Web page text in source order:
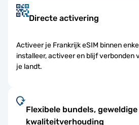
Directe activering
Activeer je Frankrijk eSIM binnen
installeer, activeer en blijf verbonden
je landt.
Flexibele bundels,
kwaliteitverhouding